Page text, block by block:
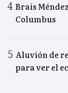
Brais
Columbus
Aluvión de
para ver el